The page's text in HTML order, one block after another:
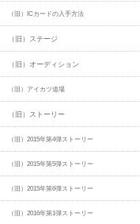
（旧）ICカードの入手方法
（旧）ステージ
（旧）オーディション
（旧）アイカツ道場
（旧）ストーリー
（旧）2015年第4弾ストーリー
（旧）2015年第5弾ストーリー
（旧）2015年第6弾ストーリー
（旧）2016年第1弾ストーリー